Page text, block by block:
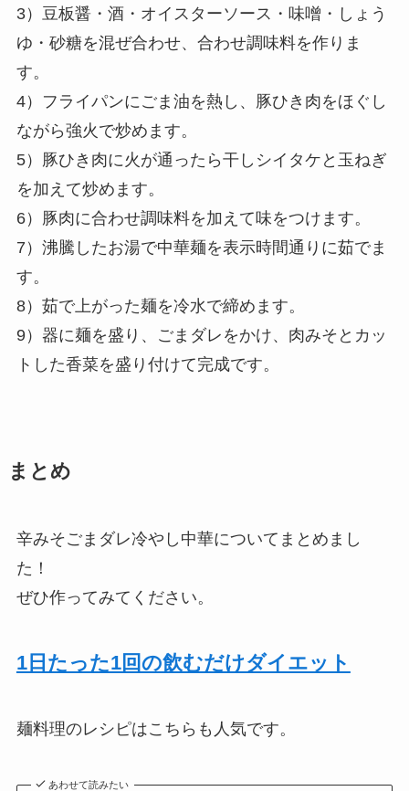
3）豆板醤・酒・オイスターソース・味噌・しょう
ゆ・砂糖を混ぜ合わせ、合わせ調味料を作りま
す。
4）フライパンにごま油を熱し、豚ひき肉をほぐし
ながら強火で炒めます。
5）豚ひき肉に火が通ったら干しシイタケと玉ねぎ
を加えて炒めます。
6）豚肉に合わせ調味料を加えて味をつけます。
7）沸騰したお湯で中華麺を表示時間通りに茹でま
す。
8）茹で上がった麺を冷水で締めます。
9）器に麺を盛り、ごまダレをかけ、肉みそとカッ
トした香菜を盛り付けて完成です。
まとめ
辛みそごまダレ冷やし中華についてまとめまし
た！
ぜひ作ってみてください。
1日たった1回の飲むだけダイエット
麺料理のレシピはこちらも人気です。
あわせて読みたい